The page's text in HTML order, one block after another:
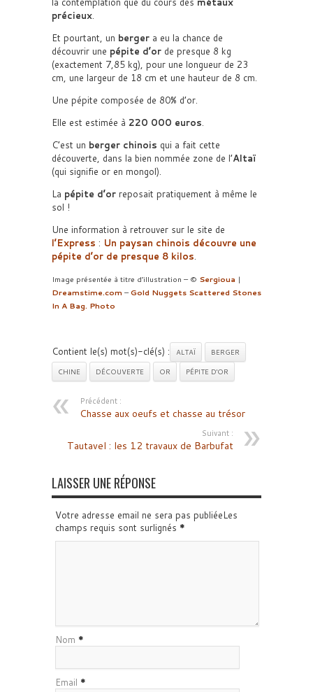
précieux.
Et pourtant, un berger a eu la chance de
découvrir une pépite d’or de presque 8 kg
(exactement 7,85 kg), pour une longueur de 23
cm, une largeur de 18 cm et une hauteur de 8 cm.
Une pépite composée de 80% d’or.
Elle est estimée à 220 000 euros.
C’est un berger chinois qui a fait cette
découverte, dans la bien nommée zone de l’Altaï
(qui signifie or en mongol).
La pépite d’or reposait pratiquement à même le
sol !
Une information à retrouver sur le site de
l’Express : Un paysan chinois découvre une
pépite d’or de presque 8 kilos.
Image présentée à titre d’illustration – © Sergioua |
Dreamstime.com – Gold Nuggets Scattered Stones
In A Bag. Photo
Contient le(s) mot(s)-clé(s) : ALTAÏ
BERGER
CHINE
DÉCOUVERTE OR PÉPITE D'OR
Précédent :
Chasse aux oeufs et chasse au trésor
Suivant :
Tautavel : les 12 travaux de Barbufat
LAISSER UNE RÉPONSE
Votre adresse email ne sera pas publiéeLes
champs requis sont surlignés *
Nom *
Email *